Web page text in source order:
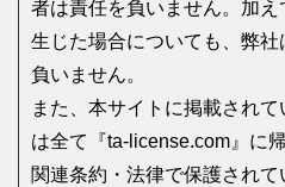
者は責任を負いません。加
生じた場合についても、弊
負いません。
また、本サイトに掲載され
は全て『ta-license.com』に
関連条約・法律で保護され